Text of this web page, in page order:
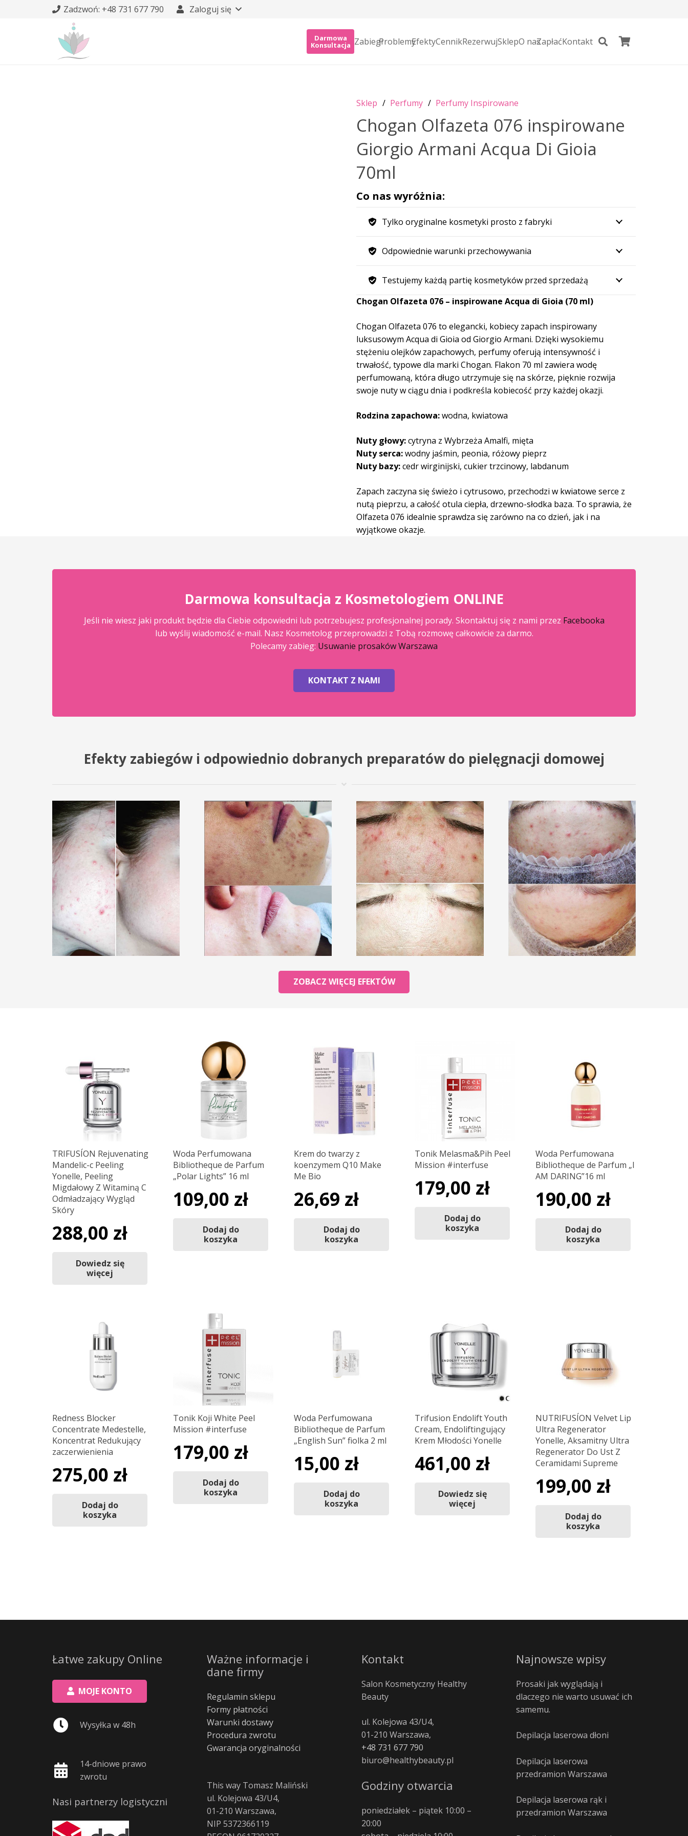
Zadzwoń: +48 731 677 790 Zaloguj się
Darmowa
Konsultacja ZabiegiProblemyEfektyCennikRezerwujSklepO nasZapłaćKontakt
Sklep / Perfumy / Perfumy Inspirowane
Chogan Olfazeta 076 inspirowane
Giorgio Armani Acqua Di Gioia
70ml
Co nas wyróżnia:
Tylko oryginalne kosmetyki prosto z fabryki
Odpowiednie warunki przechowywania
Testujemy każdą partię kosmetyków przed sprzedażą
Chogan Olfazeta 076 – inspirowane Acqua di Gioia (70 ml)
Chogan Olfazeta 076 to elegancki, kobiecy zapach inspirowany
luksusowym Acqua di Gioia od Giorgio Armani. Dzięki wysokiemu
stężeniu olejków zapachowych, perfumy oferują intensywność i
trwałość, typowe dla marki Chogan. Flakon 70 ml zawiera wodę
perfumowaną, która długo utrzymuje się na skórze, pięknie rozwija
swoje nuty w ciągu dnia i podkreśla kobiecość przy każdej okazji.
Rodzina zapachowa:wodna, kwiatowa
Nuty głowy:cytryna z Wybrzeża Amalfi, mięta
Nuty serca:wodny jaśmin, peonia, różowy pieprz
Nuty bazy:cedr wirginijski, cukier trzcinowy, labdanum
Zapach zaczyna się świeżo i cytrusowo, przechodzi w kwiatowe serce z
nutą pieprzu, a całość otula ciepła, drzewno-słodka baza. To sprawia, że
Olfazeta 076 idealnie sprawdza się zarówno na co dzień, jak i na
wyjątkowe okazje.
Darmowa konsultacja z Kosmetologiem ONLINE
Jeśli nie wiesz jaki produkt będzie dla Ciebie odpowiedni lub potrzebujesz profesjonalnej porady. Skontaktuj się z nami przez Facebooka
lub wyślij wiadomość e-mail. Nasz Kosmetolog przeprowadzi z Tobą rozmowę całkowicie za darmo.
Polecamy zabieg: Usuwanie prosaków Warszawa
KONTAKT Z NAMI
Efekty zabiegów i odpowiednio dobranych preparatów do pielęgnacji domowej
ZOBACZ WIĘCEJ EFEKTÓW
TRIFUSÍON Rejuvenating
Mandelic-c Peeling
Yonelle, Peeling
Migdałowy Z Witaminą C
Odmładzający Wygląd
Skóry
288,00 zł
Dowiedz się
więcej
Woda Perfumowana
Bibliotheque de Parfum
„Polar Lights” 16 ml
109,00 zł
Dodaj do
koszyka
Krem do twarzy z
koenzymem Q10 Make
Me Bio
26,69 zł
Dodaj do
koszyka
Tonik Melasma&Pih Peel
Mission #interfuse
179,00 zł
Dodaj do
koszyka
Woda Perfumowana
Bibliotheque de Parfum „I
AM DARING”16 ml
190,00 zł
Dodaj do
koszyka
Redness Blocker
Concentrate Medestelle,
Koncentrat Redukujący
zaczerwienienia
275,00 zł
Dodaj do
koszyka
Tonik Koji White Peel
Mission #interfuse
179,00 zł
Dodaj do
koszyka
Woda Perfumowana
Bibliotheque de Parfum
„English Sun” fiolka 2 ml
15,00 zł
Dodaj do
koszyka
Trifusion Endolift Youth
Cream, Endoliftingujący
Krem Młodości Yonelle
461,00 zł
Dowiedz się
więcej
NUTRIFUSÍON Velvet Lip
Ultra Regenerator
Yonelle, Aksamitny Ultra
Regenerator Do Ust Z
Ceramidami Supreme
199,00 zł
Dodaj do
koszyka
Łatwe zakupy Online
MOJE KONTO
Wysyłka w 48h
14-dniowe prawo
zwrotu
Nasi partnerzy logistyczni
Ważne informacje i
dane firmy
Regulamin sklepu
Formy płatności
Warunki dostawy
Procedura zwrotu
Gwarancja oryginalności
This way Tomasz Maliński
ul. Kolejowa 43/U4,
01-210 Warszawa,
NIP 5372366119
Kontakt
Salon Kosmetyczny Healthy
Beauty
ul. Kolejowa 43/U4,
01-210 Warszawa,
+48 731 677 790
biuro@healthybeauty.pl
Godziny otwarcia
poniedziałek – piątek 10:00 –
20:00
Najnowsze wpisy
Prosaki jak wyglądają i
dlaczego nie warto usuwać ich
samemu.
Depilacja laserowa dłoni
Depilacja laserowa
przedramion Warszawa
Depilacja laserowa rąk i
przedramion Warszawa